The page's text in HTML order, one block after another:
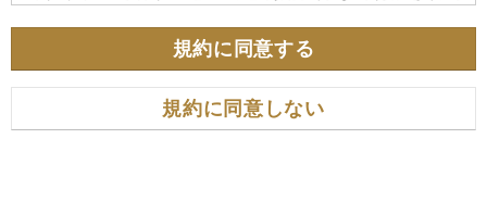
すべてを含めたものが利用規約となっております。
（ただし、一部他社サイトとリンクするサービスにつ
いては、当サイトのサポート範囲外となる為、各リン
ク先の規約に従うものとします）
規約に同意しない
規約に同意する